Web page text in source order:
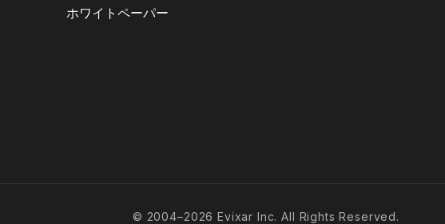
ホワイトペーパー
© 2004–2026 Evixar Inc. All Rights Reserved.